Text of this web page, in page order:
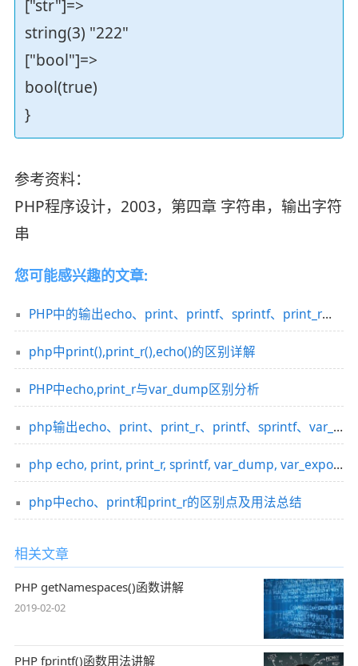
["str"]=>
string(3) "222"
["bool"]=>
bool(true)
}
参考资料：
PHP程序设计，2003，第四章 字符串，输出字符
串
您可能感兴趣的文章:
PHP中的输出echo、print、printf、sprintf、print_r和var_dump的示例代码
php中print(),print_r(),echo()的区别详解
PHP中echo,print_r与var_dump区别分析
php输出echo、print、print_r、printf、sprintf、var_dump的区别比较
php echo, print, print_r, sprintf, var_dump, var_expor的使用区别
php中echo、print和print_r的区别点及用法总结
相关文章
PHP getNamespaces()函数讲解
2019-02-02
PHP fprintf()函数用法讲解